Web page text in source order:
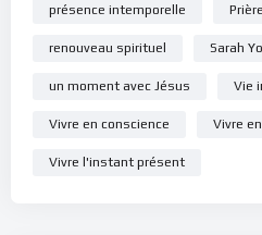
présence intemporelle
renouveau spirituel Sarah
un moment avec Jésus Vie
Vivre en conscience Vivre
Vivre l'instant présent